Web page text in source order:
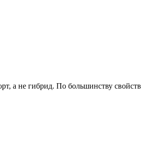
а не гибрид. По большинству свойств